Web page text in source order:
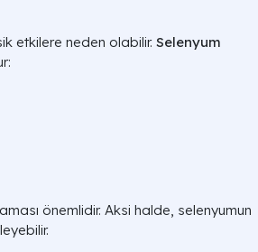
etkilere neden olabilir. Selenyum
önemlidir. Aksi halde, selenyumun